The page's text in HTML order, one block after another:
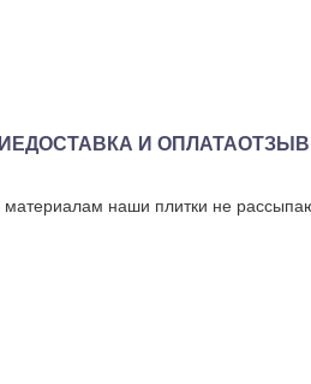
ДОСТАВКА И ОПЛАТА
наши плитки не